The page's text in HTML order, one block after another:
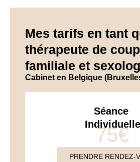
Mes tarifs en tant
thérapeute de
familiale et
Cabinet en Belgique
Séance
Individuelle
75€
PRENDRE RENDEZ-